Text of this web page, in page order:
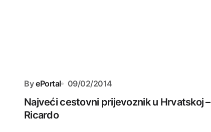
By ePortal 09/02/2014
Najveći cestovni prijevoznik u Hrvatskoj –
Ricardo